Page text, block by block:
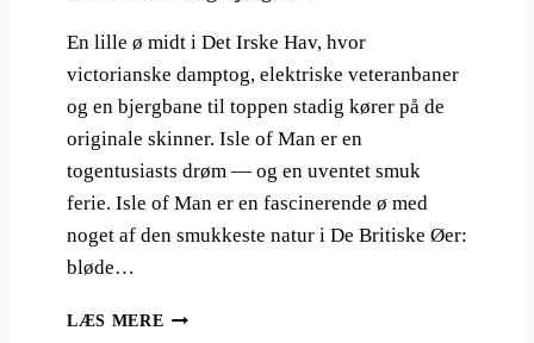
En lille ø midt i Det Irske Hav, hvor
victorianske damptog, elektriske veteranbaner
og en bjergbane til toppen stadig kører på de
originale skinner. Isle of Man er en
togentusiasts drøm — og en uventet smuk
ferie. Isle of Man er en fascinerende ø med
noget af den smukkeste natur i De Britiske Øer:
bløde…
LÆS MERE